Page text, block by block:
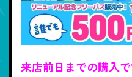
来店前日までの購入